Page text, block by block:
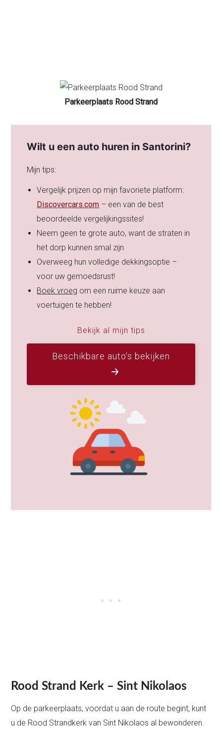
Parkeerplaats Rood Strand
Wilt u een auto huren in Santorini?
Mijn tips:
Vergelijk prijzen op mijn favoriete platform:
Discovercars.com – een van de best
beoordeelde vergelijkingssites!
Neem geen te grote auto, want de straten in
het dorp kunnen smal zijn
Overweeg hun volledige dekkingsoptie –
voor uw gemoedsrust!
Boek vroeg om een ruime keuze aan
voertuigen te hebben!
Bekijk al mijn tips
Beschikbare auto’s bekijken
Rood Strand Kerk – Sint Nikolaos
Op de parkeerplaats, voordat u aan de route begint, kunt
u de Rood Strandkerk van Sint Nikolaos al bewonderen.